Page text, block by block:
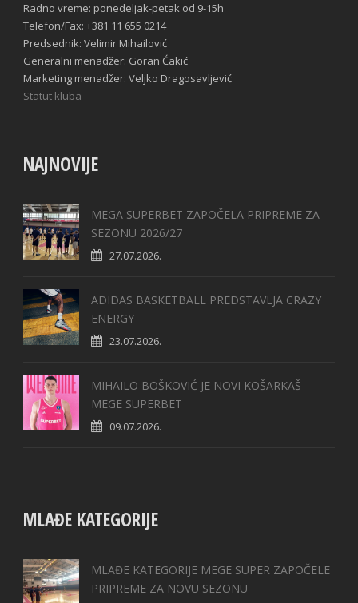
Radno vreme: ponedeljak-petak od 9-15h
Telefon/Fax: +381 11 655 0214
Predsednik: Velimir Mihailović
Generalni menadžer: Goran Ćakić
Marketing menadžer: Veljko Dragosavljević
Statut kluba
NAJNOVIJE
MEGA SUPERBET ZAPOČELA PRIPREME ZA
SEZONU 2026/27
27.07.2026.
ADIDAS BASKETBALL PREDSTAVLJA CRAZY
ENERGY
23.07.2026.
MIHAILO BOŠKOVIĆ JE NOVI KOŠARKAŠ
MEGE SUPERBET
09.07.2026.
MLAĐE KATEGORIJE
MLAĐE KATEGORIJE MEGE SUPER ZAPOČELE
PRIPREME ZA NOVU SEZONU